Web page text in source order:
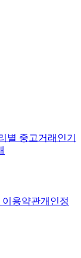
별 중고거래 인기
이용약관개인정